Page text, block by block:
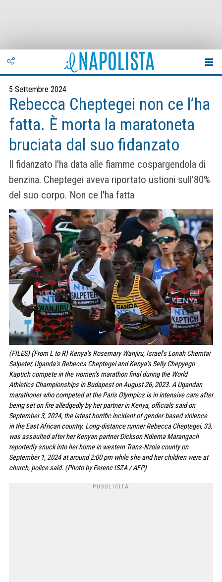
5 Settembre 2024
Rebecca Cheptegei non ce l’ha
fatta. È morta la maratoneta
bruciata dal suo fidanzato
Il fidanzato l'ha data alle fiamme cospargendola di
benzina. Cheptegei aveva riportato ustioni sull'80%
del suo corpo. Non ce l'ha fatta
(FILES) (From L to R) Kenya's Rosemary Wanjiru, Israel's Lonah Chemtai
Salpeter, Uganda's Rebecca Cheptegei and Kenya's Selly Chepyego
Kaptich compete in the women's marathon final during the World
Athletics Championships in Budapest on August 26, 2023. A Ugandan
marathoner who competed at the Paris Olympics is in intensive care after
being set on fire alledgedly by her partner in Kenya, officials said on
September 3, 2024, the latest horrific incident of gender-based violence
in the East African country. Long-distance runner Rebecca Cheptegei, 33,
was assaulted after her Kenyan partner Dickson Ndiema Marangach
reportedly snuck into her home in western Trans-Nzoia county on
September 1, 2024 at around 2:00 pm while she and her children were at
church, police said. (Photo by Ferenc ISZA / AFP)